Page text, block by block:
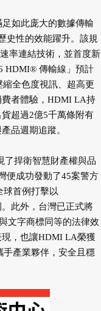
如此庞大的數據傳輸
史性的效能躍升。該規
率連結技術，並首度新
HDMI® 傳輸線」預計
全色度視訊、超高更
者體驗，HDMI LA持
超過2億5千萬條附有
品週期追蹤。
捍衛智慧財產權與品
便成功發動了45案警方
球首例打擊以
此外，台灣已正式將
文字商標同等的法律效
，也讓HDMI LA榮獲
手產業夥伴，安全且穩